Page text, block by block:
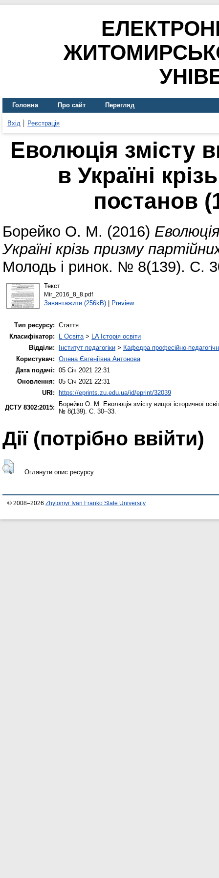
Головна Про сайт Перегляд
Вхід Реєстрація
Еволюція змісту
в Україні
постанов
Борейко О. М. (2016)
Україні крізь призму
Молодь і ринок. № 8(139). С.
Текст
Mir_2016_8_8.pdf
Завантажити (256kB)| Preview
Тип ресурсу: Стаття
Класифікатор:
L Освіта> LA Історія освіти
Відділи:
Інститут педагогіки > Кафедра професійно-
Користувач: Олена Євгеніївна Антонова
Дата подачі: 05 Січ 2021 22:31
Оновлення: 05 Січ 2021 22:31
URI:
https://eprints.zu.edu.ua/id/eprint/32039
ДСТУ 8302:2015:
Борейко О. М. Еволюція змісту вищої історичної
№ 8(139). С. 30–33.
Дії ​​(потрібно ввійти)
Оглянути опис ресурсу
© 2008–2026 Zhytomyr Ivan Franko State University